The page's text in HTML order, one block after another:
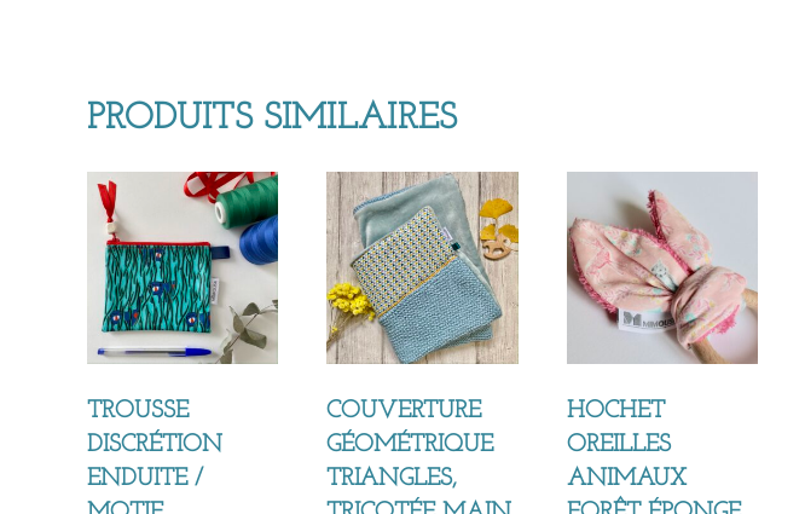
PRODUITS SIMILAIRES
TROUSSE
DISCRÉTION
ENDUITE /
COUVERTURE
GÉOMÉTRIQUE
TRIANGLES,
HOCHET
OREILLES
ANIMAUX